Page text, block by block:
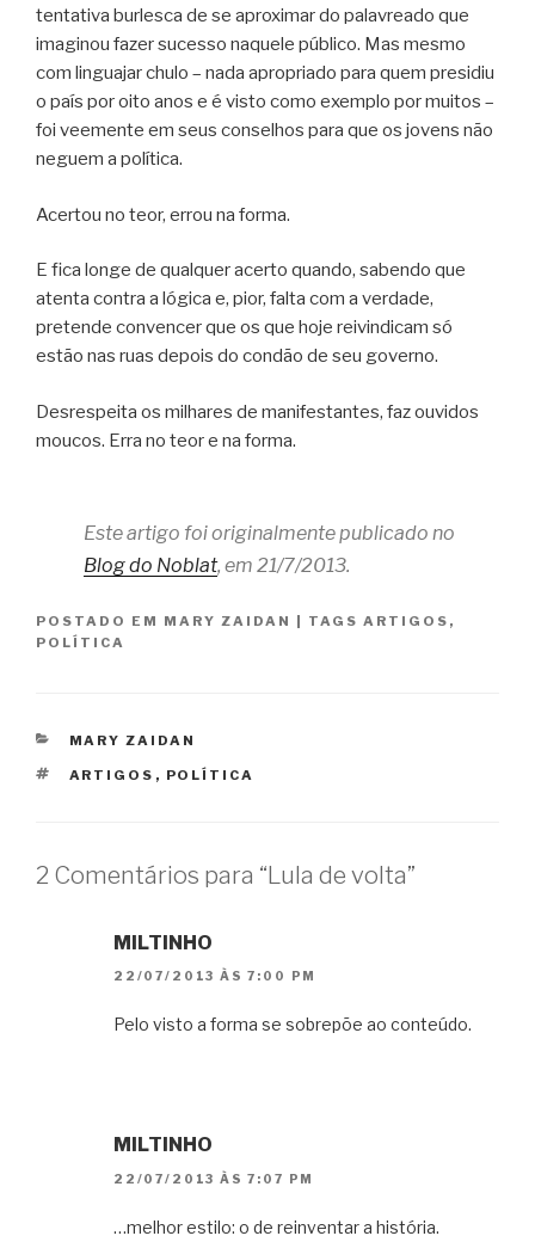
tentativa burlesca de se aproximar do palavreado que
imaginou fazer sucesso naquele público. Mas mesmo
com linguajar chulo – nada apropriado para quem presidiu
o país por oito anos e é visto como exemplo por muitos –
foi veemente em seus conselhos para que os jovens não
neguem a política.
Acertou no teor, errou na forma.
E fica longe de qualquer acerto quando, sabendo que
atenta contra a lógica e, pior, falta com a verdade,
pretende convencer que os que hoje reivindicam só
estão nas ruas depois do condão de seu governo.
Desrespeita os milhares de manifestantes, faz ouvidos
moucos. Erra no teor e na forma.
Este artigo foi originalmente publicado no
Blog do Noblat, em 21/7/2013.
POSTADO EM MARY ZAIDAN TAGS ARTIGOS ,
POLÍTICA
CATEGORIAS
MARY ZAIDAN
TAGS
ARTIGOS , POLÍTICA
2 Comentários para “Lula de volta”
MILTINHO
22/07/2013 ÀS 7:00 PM
Pelo visto a forma se sobrepõe ao conteúdo.
MILTINHO
22/07/2013 ÀS 7:07 PM
…melhor estilo: o de reinventar a história.